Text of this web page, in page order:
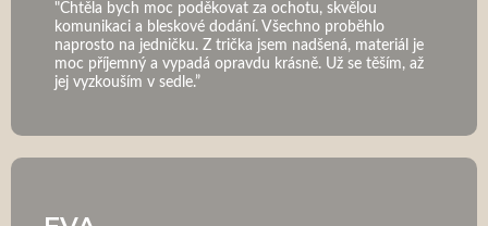
"Chtěla bych moc poděkovat za ochotu, skvělou
komunikaci a bleskové dodání. Všechno proběhlo
naprosto na jedničku. Z trička jsem nadšená, materiál je
moc příjemný a vypadá opravdu krásně. Už se těším, až
jej vyzkouším v sedle.”